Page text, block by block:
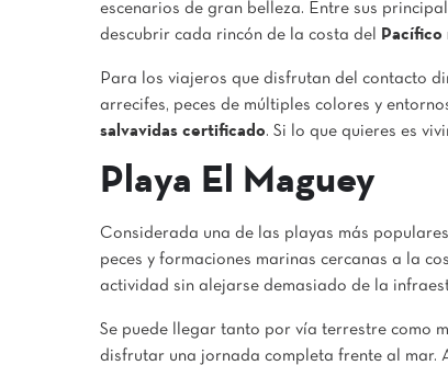
escenarios de gran belleza. Entre sus
descubrir cada rincón de la costa del
Pacífico
Para los viajeros que disfrutan del contacto
arrecifes, peces de múltiples colores y
salvavidas certificado. Si lo que quieres es
Playa El Maguey
Considerada una de las playas más
peces y formaciones marinas cercanas a la
actividad sin alejarse demasiado de la
Se puede llegar tanto por vía terrestre como
disfrutar una jornada completa frente al mar.